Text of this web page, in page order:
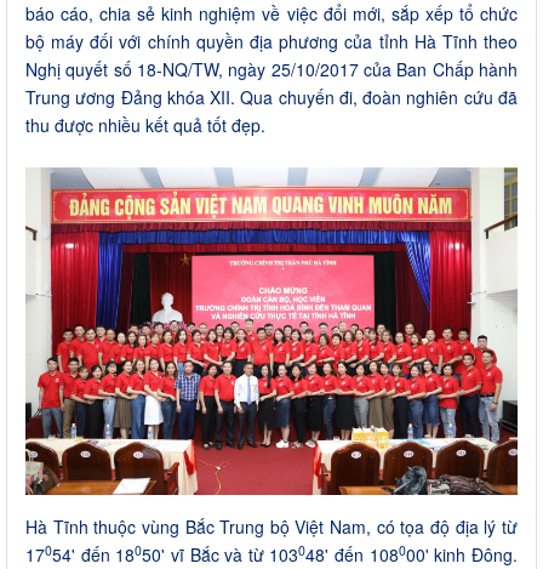
báo cáo, chia sẻ kinh nghiệm về việc đổi mới, sắp xếp tổ chức
bộ máy đối với chính quyền địa phương của tỉnh Hà Tĩnh theo
Nghị quyết số 18-NQ/TW, ngày 25/10/2017 của Ban Chấp hành
Trung ương Đảng khóa XII. Qua chuyến đi, đoàn nghiên cứu đã
thu được nhiều kết quả tốt đẹp.
Hà Tĩnh thuộc vùng Bắc Trung bộ Việt Nam, có tọa độ địa lý từ
17054' đến 18050' vĩ Bắc và từ 103048' đến 108000' kinh Đông.